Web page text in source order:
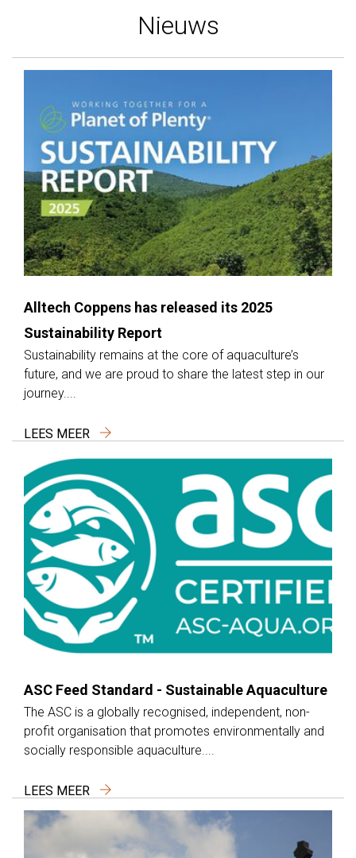
Nieuws
Alltech Coppens has released its 2025
Sustainability Report
Sustainability remains at the core of aquaculture’s
future, and we are proud to share the latest step in our
journey....
LEES MEER
ASC Feed Standard - Sustainable Aquaculture
The ASC is a globally recognised, independent, non-
profit organisation that promotes environmentally and
socially responsible aquaculture....
LEES MEER